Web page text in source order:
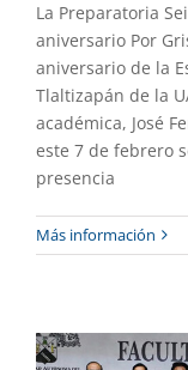
La Preparatoria
aniversario Por
aniversario de la
Tlaltizapán de la
académica, José
este 7 de febrero
presencia
Más información